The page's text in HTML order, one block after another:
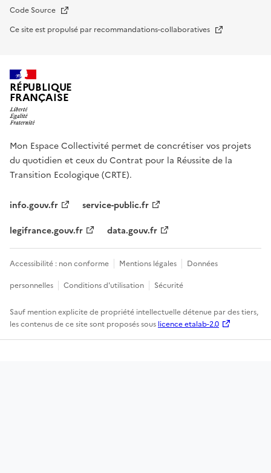
Code Source Nouvelle fenêtre
Ce site est propulsé par recommandations-collaboratives Nouvelle fenêtre
RÉPUBLIQUE
FRANÇAISE
Mon Espace Collectivité permet de concrétiser vos projets
du quotidien et ceux du Contrat pour la Réussite de la
Transition Ecologique (CRTE).
info.gouv.fr
service-public.fr
legifrance.gouv.fr
data.gouv.fr
Accessibilité : non conforme Mentions légales
Données
personnelles
Conditions d'utilisation Sécurité
Sauf mention explicite de propriété intellectuelle détenue par des tiers,
les contenus de ce site sont proposés sous licence etalab-2.0